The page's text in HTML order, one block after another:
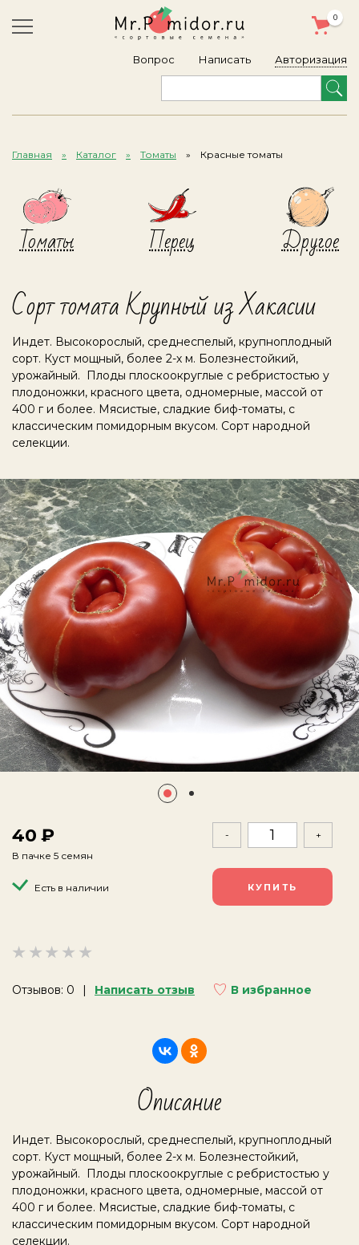
Вопрос Написать
0
Авторизация
Главная Каталог Томаты Красные томаты
Томаты Перец Другое
Сорт томата Крупный из Хакасии
Индет. Высокорослый, среднеспелый, крупноплодный
сорт. Куст мощный, более 2-х м. Болезнестойкий,
урожайный. Плоды плоскоокруглые с ребристостью у
плодоножки, красного цвета, одномерные, массой от
400 г и более. Мясистые, сладкие биф-томаты, с
классическим помидорным вкусом. Сорт народной
селекции.
Отзывов: 0 Написать отзыв В избранное
40
В пачке 5 семян
Есть в наличии
- +
Описание
Индет. Высокорослый, среднеспелый, крупноплодный
сорт. Куст мощный, более 2-х м. Болезнестойкий,
урожайный. Плоды плоскоокруглые с ребристостью у
плодоножки, красного цвета, одномерные, массой от
400 г и более. Мясистые, сладкие биф-томаты, с
классическим помидорным вкусом. Сорт народной
селекции.